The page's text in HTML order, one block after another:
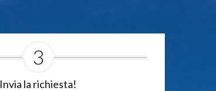
3
Invia la richiesta!